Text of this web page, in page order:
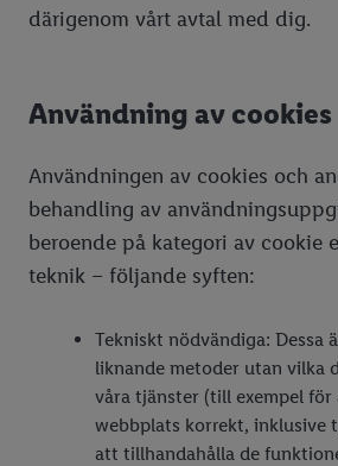
därigenom vårt avtal med dig.
Användning av cookies
Användningen av cookies och
behandling av
beroende på kategori av cookie
teknik – följande syften:
Tekniskt nödvändiga: Dessa
liknande metoder utan vilka
våra tjänster (till exempel för
webbplats korrekt,
att tillhandahålla de